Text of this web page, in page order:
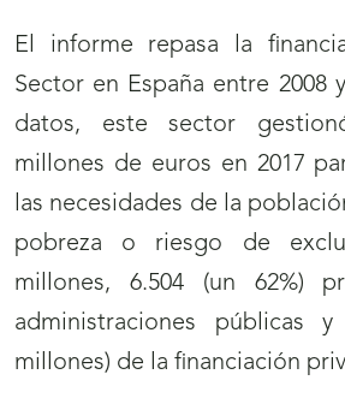
El informe repasa la
Sector en España entre 2008
datos, este sector
millones de euros en 2017
las necesidades de la
pobreza o riesgo de
millones, 6.504 (un 62%)
administraciones públicas
millones) de la financiación